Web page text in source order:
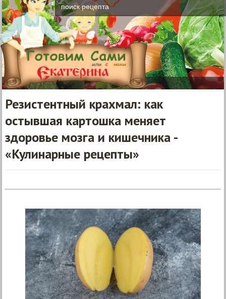
Резистентный крахмал: как
остывшая картошка меняет
здоровье мозга и кишечника -
«Кулинарные рецепты»